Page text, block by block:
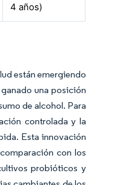
4 años)
están emergiendo
una posición
de alcohol. Para
controlada y la
Esta innovación
con los
probióticos y